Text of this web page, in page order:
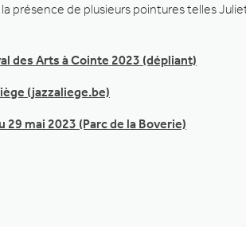
présence de plusieurs pointures telles
des Arts à Cointe 2023 (dépliant)
(jazzaliege.be)
mai 2023 (Parc de la Boverie)